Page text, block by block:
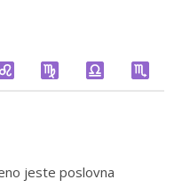
jeste poslovna